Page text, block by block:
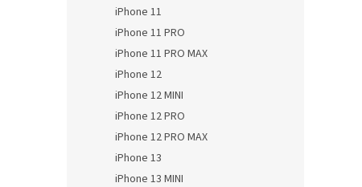
iPhone 11
iPhone 11 PRO
iPhone 11 PRO MAX
iPhone 12
iPhone 12 MINI
iPhone 12 PRO
iPhone 12 PRO MAX
iPhone 13
iPhone 13 MINI